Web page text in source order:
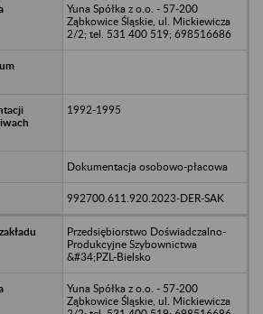
Yuna Spółka z o.o. - 57-200
Ząbkowice Śląskie, ul. Mickiewicza
2/2; tel. 531 400 519; 698516686
1992-1995
Dokumentacja osobowo-płacowa
992700.611.920.2023-DER-SAK
Przedsiębiorstwo Doświadczalno-
Produkcyjne Szybownictwa
&#34;PZL-Bielsko
Yuna Spółka z o.o. - 57-200
Ząbkowice Śląskie, ul. Mickiewicza